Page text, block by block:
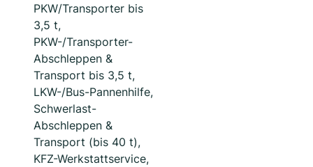
PKW/Transporter bis
3,5 t,
PKW-/Transporter-
Abschleppen &
Transport bis 3,5 t,
LKW-/Bus-Pannenhilfe,
Schwerlast-
Abschleppen &
Transport (bis 40 t),
KFZ-Werkstattservice,